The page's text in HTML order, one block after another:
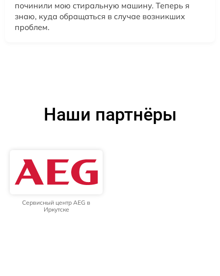
починили мою стиральную машину. Теперь я
знаю, куда обращаться в случае возникших
проблем.
Наши партнёры
Сервисный центр AEG в
Иркутске